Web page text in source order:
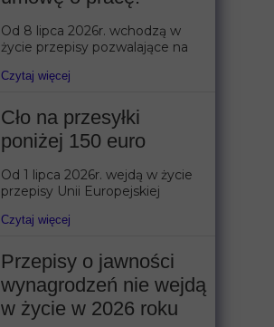
Od 8 lipca 2026r. wchodzą w
życie przepisy pozwalające na
Czytaj więcej
Cło na przesyłki
poniżej 150 euro
Od 1 lipca 2026r. wejdą w życie
przepisy Unii Europejskiej
Czytaj więcej
Przepisy o jawności
wynagrodzeń nie wejdą
w życie w 2026 roku